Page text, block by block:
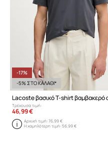
-17%
-5% ΣΤΟ ΚΑΛΑΘΙ*
Τρέχουσα τιμή:
46,99 €
Αρχική τιμή:76,99 €
Η χαμηλότερη τιμή:56,99 €